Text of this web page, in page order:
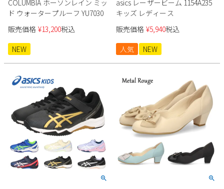
COLUMBIA ホーソンレイン ミッ
ド ウォータープルーフ YU7030
販売価格 ¥13,200税込
NEW
asics レーザービーム 1154A235
キッズ レディース
販売価格 ¥5,940税込
人気
NEW